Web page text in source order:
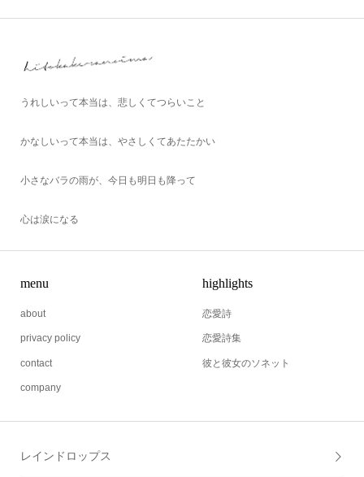
うれしいって本当は、悲しくてつらいこと
かなしいって本当は、やさしくてあたたかい
小さなバラの雨が、今日も明日も降って
心は涙になる
menu
about
privacy policy
contact
company
highlights
恋愛詩
恋愛詩集
彼と彼女のソネット
レインドロップス